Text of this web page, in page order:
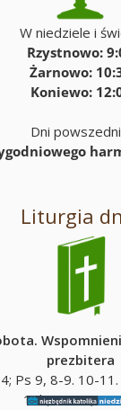
W niedziele i
Rzystnowo:
Żarnowo:
Koniewo:
Dni
Liturgia
prezbitera
Ps 9, 8-9. 10-
10b; Mt 17, 14-